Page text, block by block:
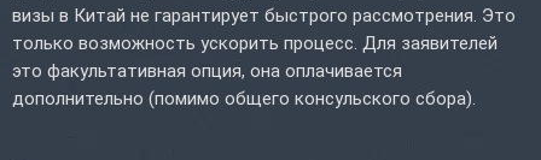
визы в Китай не гарантирует быстрого рассмотрения. Это
только возможность ускорить процесс. Для заявителей
это факультативная опция, она оплачивается
дополнительно (помимо общего консульского сбора).